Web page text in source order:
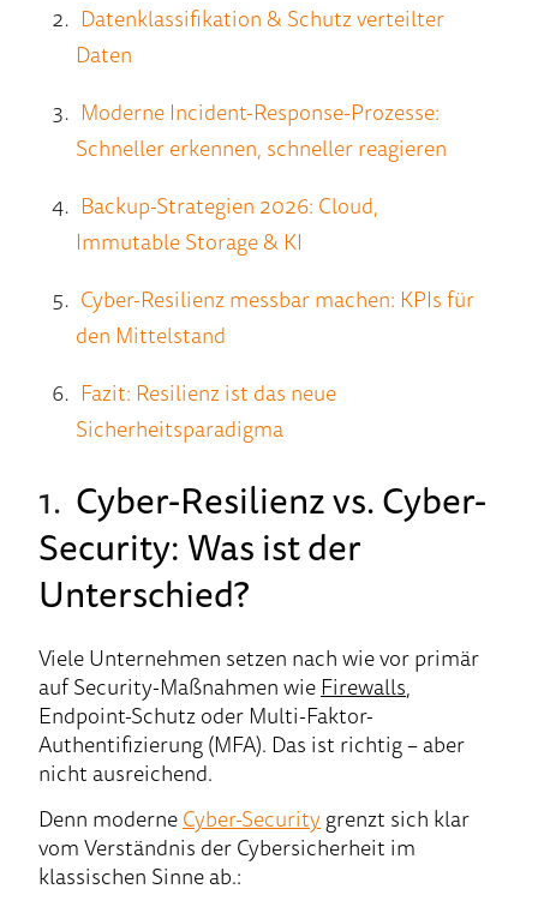
Datenklassifikation & Schutz verteilter
Daten
Moderne Incident-Response-Prozesse:
Schneller erkennen, schneller reagieren
Backup-Strategien 2026: Cloud,
Immutable Storage & KI
Cyber-Resilienz messbar machen: KPIs für
den Mittelstand
Fazit: Resilienz ist das neue
Sicherheitsparadigma
1. Cyber-Resilienz vs. Cyber-
Security: Was ist der
Unterschied?
Viele Unternehmen setzen nach wie vor primär
auf Security-Maßnahmen wie Firewalls,
Endpoint-Schutz oder Multi-Faktor-
Authentifizierung (MFA). Das ist richtig – aber
nicht ausreichend.
Denn moderneCyber-Securitygrenzt sich klar
vom Verständnis der Cybersicherheit im
klassischen Sinne ab.: